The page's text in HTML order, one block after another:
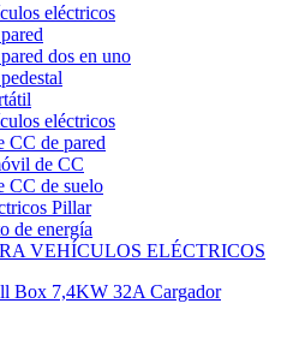
eléctricos
dos en uno
eléctricos
CC de pared
de CC
CC de suelo
Pillar
de energía
VEHÍCULOS ELÉCTRICOS